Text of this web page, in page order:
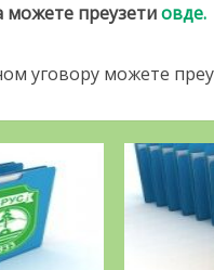
можете преузетиовде.
уговору можете